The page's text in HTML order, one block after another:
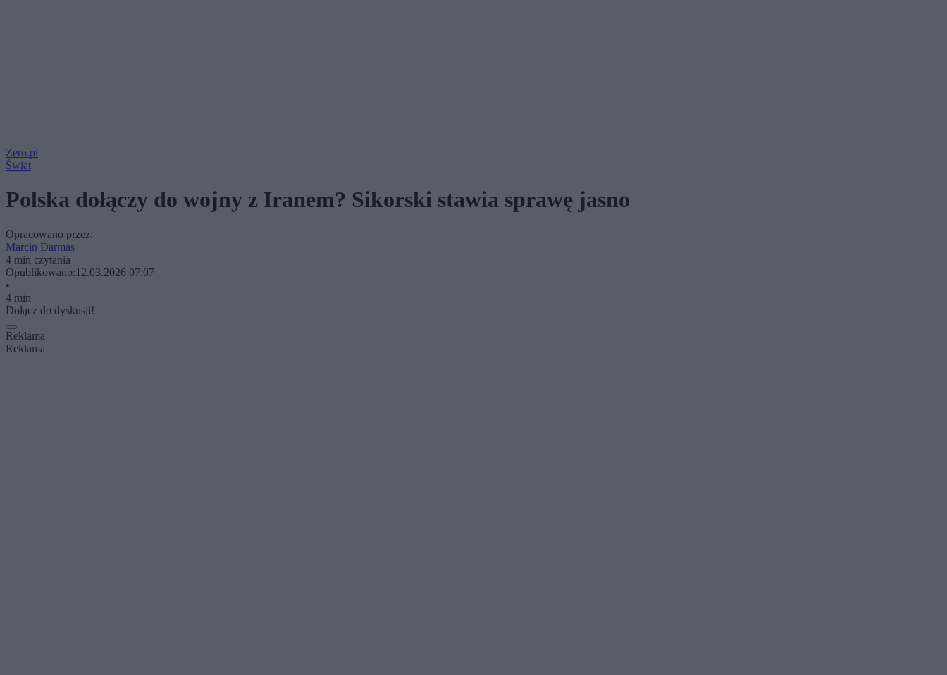
Zero.pl
Świat
Polska dołączy do wojny z Iranem? Sikorski stawia sprawę jasno
Opracowano przez:
Marcin Darmas
4 min czytania
Opublikowano:12.03.2026 07:07
•
4 min
Dołącz do dyskusji!
Reklama
Reklama